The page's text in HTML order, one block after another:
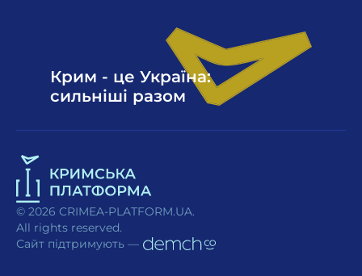
Крим - це Україна:
сильніші разом
© 2026 CRIMEA-PLATFORM.UA.
All rights reserved.
Сайт підтримують —